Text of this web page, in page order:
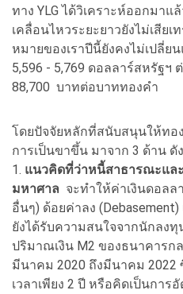
ทาง YLG ได้วิเคราะห์ออกมา
เคลื่อนไหวระยะยาวยังไม่เสีย
หมายของเราปีนี้ยังคงไม่เปลี่ย
5,596 - 5,769 ดอลลาร์สหรัฐ
88,700 บาทต่อบาททองคำ
โดยปัจจัยหลักที่สนับสนุนให้ทอ
การเป็นขาขึ้น มาจาก 3 ด้าน ดั
1. แนวคิดที่ว่าหนี้สาธารณะแล
มหาศาล จะทำให้ค่าเงินดอลล
อื่นๆ) ด้อยค่าลง
ยังได้รับความสนใจจากนักลง
ปริมาณเงิน M2 ของธนาคารก
มีนาคม 2020 ถึงมีนาคม 2022
เวลาเพียง 2 ปี หรือคิดเป็นการ